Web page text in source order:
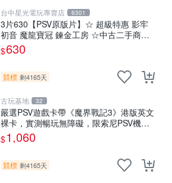
台中星光電玩專賣店 6301
3片630【PSV原版片】☆ 超級特惠 影牢
初音 魔龍寶冠 鍊金工房 ☆中古二手商品
【星光】
$630
競標 剩4165天
古玩基地 32
嚴選PSV遊戲卡帶《魔界戰記3》港版英文
裸卡，實測暢玩無障礙，限索尼PSV機器
運行 psv 港版 魔界戰記3
$1,060
競標 剩4165天